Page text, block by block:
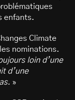
enfants.
Climate
nominations.
loin d’une
d’une
»